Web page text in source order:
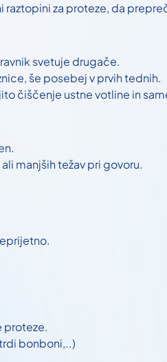
raztopini za proteze, da
svetuje drugače.
še posebej v prvih tednih.
čiščenje ustne votline in
manjših težav pri govoru.
proteze.
bonboni,..)